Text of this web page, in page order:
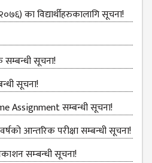
का विद्यार्थीहरुकालागि सूचना!
सम्बन्धी सूचना!
सूचना!
Assignment सम्बन्धी सूचना!
आन्‍तरिक परीक्षा सम्बन्‍धी सूचना!
सम्‍बन्‍धी सूचना!